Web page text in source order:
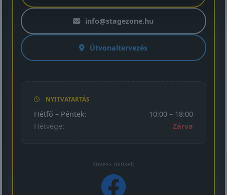
info@stagezone.hu
Útvonaltervezés
NYITVATARTÁS
Hétfő – Péntek:
10:00 – 18:00
Hétvége:
Zárva
Kövess minket: